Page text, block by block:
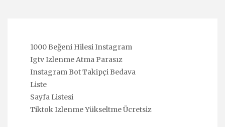
1000 Beğeni Hilesi Instagram
Igtv Izlenme Atma Parasız
Instagram Bot Takipçi Bedava
Liste
Sayfa Listesi
Tiktok Izlenme Yükseltme Ücretsiz